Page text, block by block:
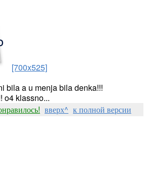
[700x525]
bila a u menja bila denka!!!
o4 klassno...
вверх^ к полной версии